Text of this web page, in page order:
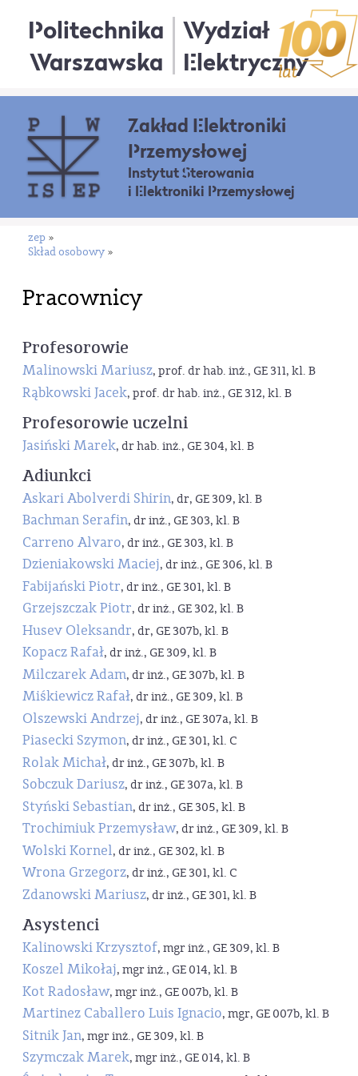
Politechnika
Warszawska
Wydział
Elektryczny
Zakład Elektroniki
Przemysłowej
Instytut Sterowania
i Elektroniki Przemysłowej
zep »
Skład osobowy »
Pracownicy
Profesorowie
Malinowski Mariusz, prof. dr hab. inż., GE 311, kl. B
Rąbkowski Jacek, prof. dr hab. inż., GE 312, kl. B
Profesorowie uczelni
Jasiński Marek, dr hab. inż., GE 304, kl. B
Adiunkci
Askari Abolverdi Shirin, dr, GE 309, kl. B
Bachman Serafin, dr inż., GE 303, kl. B
Carreno Alvaro, dr inż., GE 303, kl. B
Dzieniakowski Maciej, dr inż., GE 306, kl. B
Fabijański Piotr, dr inż., GE 301, kl. B
Grzejszczak Piotr, dr inż., GE 302, kl. B
Husev Oleksandr, dr, GE 307b, kl. B
Kopacz Rafał, dr inż., GE 309, kl. B
Milczarek Adam, dr inż., GE 307b, kl. B
Miśkiewicz Rafał, dr inż., GE 309, kl. B
Olszewski Andrzej, dr inż., GE 307a, kl. B
Piasecki Szymon, dr inż., GE 301, kl. C
Rolak Michał, dr inż., GE 307b, kl. B
Sobczuk Dariusz, dr inż., GE 307a, kl. B
Styński Sebastian, dr inż., GE 305, kl. B
Trochimiuk Przemysław, dr inż., GE 309, kl. B
Wolski Kornel, dr inż., GE 302, kl. B
Wrona Grzegorz, dr inż., GE 301, kl. C
Zdanowski Mariusz, dr inż., GE 301, kl. B
Asystenci
Kalinowski Krzysztof, mgr inż., GE 309, kl. B
Koszel Mikołaj, mgr inż., GE 014, kl. B
Kot Radosław, mgr inż., GE 007b, kl. B
Martinez Caballero Luis Ignacio, mgr, GE 007b, kl. B
Sitnik Jan, mgr inż., GE 309, kl. B
Szymczak Marek, mgr inż., GE 014, kl. B